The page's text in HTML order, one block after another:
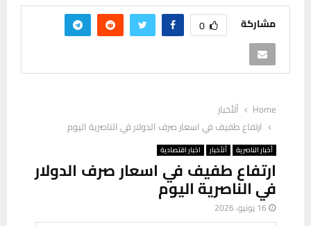
مشاركة 0
Home
ألأخبار
ارتفاع طفيف في اسعار صرف الدولار في الناصرية اليوم
أخبار الناصرية ألأخبار اخبار اقتصادية
ارتفاع طفيف في اسعار صرف الدولار
في الناصرية اليوم
16 يونيو، 2026